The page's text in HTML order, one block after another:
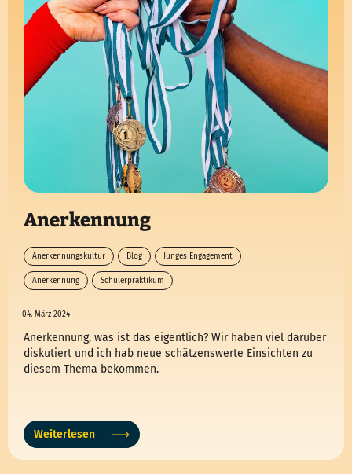
Anerkennung
Anerkennungskultur Blog Junges Engagement
Anerkennung Schülerpraktikum
04. März 2024
Anerkennung, was ist das eigentlich? Wir haben viel darüber
diskutiert und ich hab neue schätzenswerte Einsichten zu
diesem Thema bekommen.
Weiterlesen